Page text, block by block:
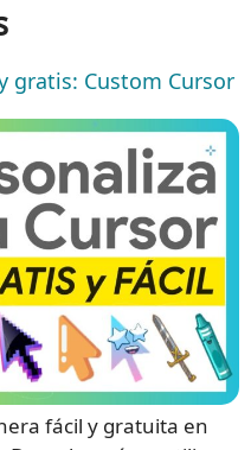
gratis: Custom Cursor
fácil y gratuita en